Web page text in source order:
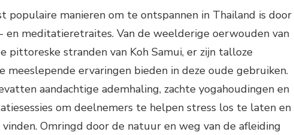
populaire manieren om te ontspannen in Thailand is door
en meditatieretraites. Van de weelderige oerwouden van
pittoreske stranden van Koh Samui, er zijn talloze
meeslepende ervaringen bieden in deze oude gebruiken.
aandachtige ademhaling, zachte yogahoudingen en
om deelnemers te helpen stress los te laten en
Omringd door de natuur en weg van de afleiding